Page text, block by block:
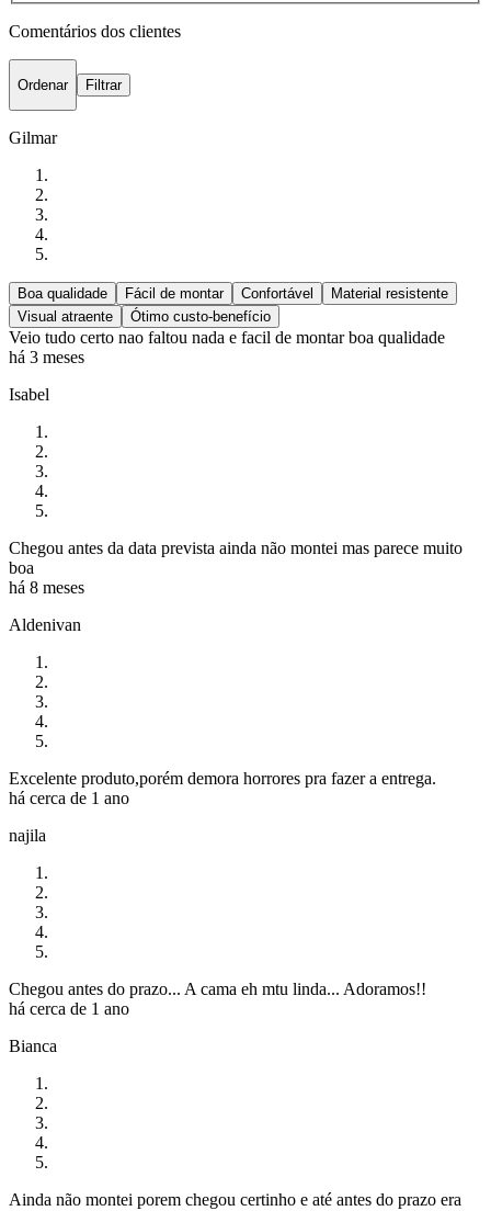
Comentários dos clientes
Ordenar Filtrar
Gilmar
Boa qualidade Fácil de montar Confortável
Material resistente
Visual atraente
Ótimo custo-benefício
Veio tudo certo nao faltou nada e facil de montar boa qualidade
há 3 meses
Isabel
Chegou antes da data prevista ainda não montei mas parece muito
boa
há 8 meses
Aldenivan
Excelente produto,porém demora horrores pra fazer a entrega.
há cerca de 1 ano
najila
Chegou antes do prazo... A cama eh mtu linda... Adoramos!!
há cerca de 1 ano
Bianca
Ainda não montei porem chegou certinho e até antes do prazo era